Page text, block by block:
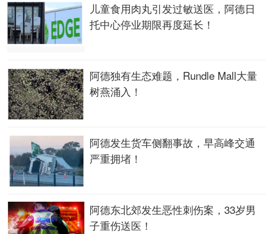
儿童食用肉丸引发过敏送医，阿德日
托中心停业期限再度延长！
阿德独有生态难题，Rundle Mall大量
树燕涌入！
阿德发生货车侧翻事故，早高峰交通
严重拥堵！
阿德东北郊发生恶性刺伤案，33岁男
子重伤送医！